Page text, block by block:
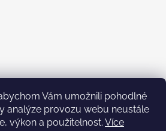
Vám umožnili pohodlné
analýze provozu webu neustále
výkon a použitelnost. Více